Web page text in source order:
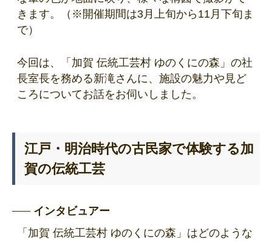
きます。（※開催期間は3月上旬から11月下旬ま
で）
今回は、「加賀 伝統工芸村 ゆのくにの森」の社
長室長を務める新滝さんに、施設の魅力や見ど
ころについてお話をお伺いしました。
江戸・明治時代の古民家で体験する加
賀の伝統工芸
インタビュアー
「加賀 伝統工芸村 ゆのくにの森」はどのような